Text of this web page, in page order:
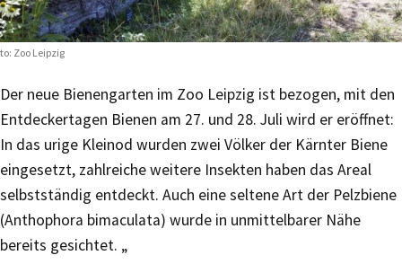
Zoo Leipzig
Der neue Bienengarten im Zoo Leipzig ist bezogen, mit den
Entdeckertagen Bienen am 27. und 28. Juli wird er eröffnet:
In das urige Kleinod wurden zwei Völker der Kärnter Biene
eingesetzt, zahlreiche weitere Insekten haben das Areal
selbstständig entdeckt. Auch eine seltene Art der Pelzbiene
(Anthophora bimaculata) wurde in unmittelbarer Nähe
bereits gesichtet. „